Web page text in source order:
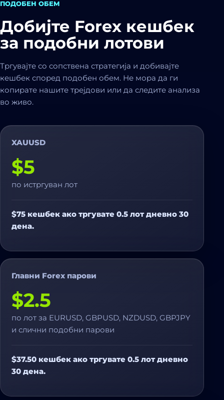
ПОДОБЕН ОБЕМ
Добијте Forex кешбек
за подобни лотови
Тргувајте со сопствена стратегија и добивајте
кешбек според подобен обем. Не мора да ги
копирате нашите трејдови или да следите анализа
во живо.
XAUUSD
$5
по истргуван лот
$75 кешбек ако тргувате 0.5 лот дневно 30
дена.
Главни Forex парови
$2.5
по лот за EURUSD, GBPUSD, NZDUSD, GBPJPY
и слични подобни парови
$37.50 кешбек ако тргувате 0.5 лот дневно
30 дена.